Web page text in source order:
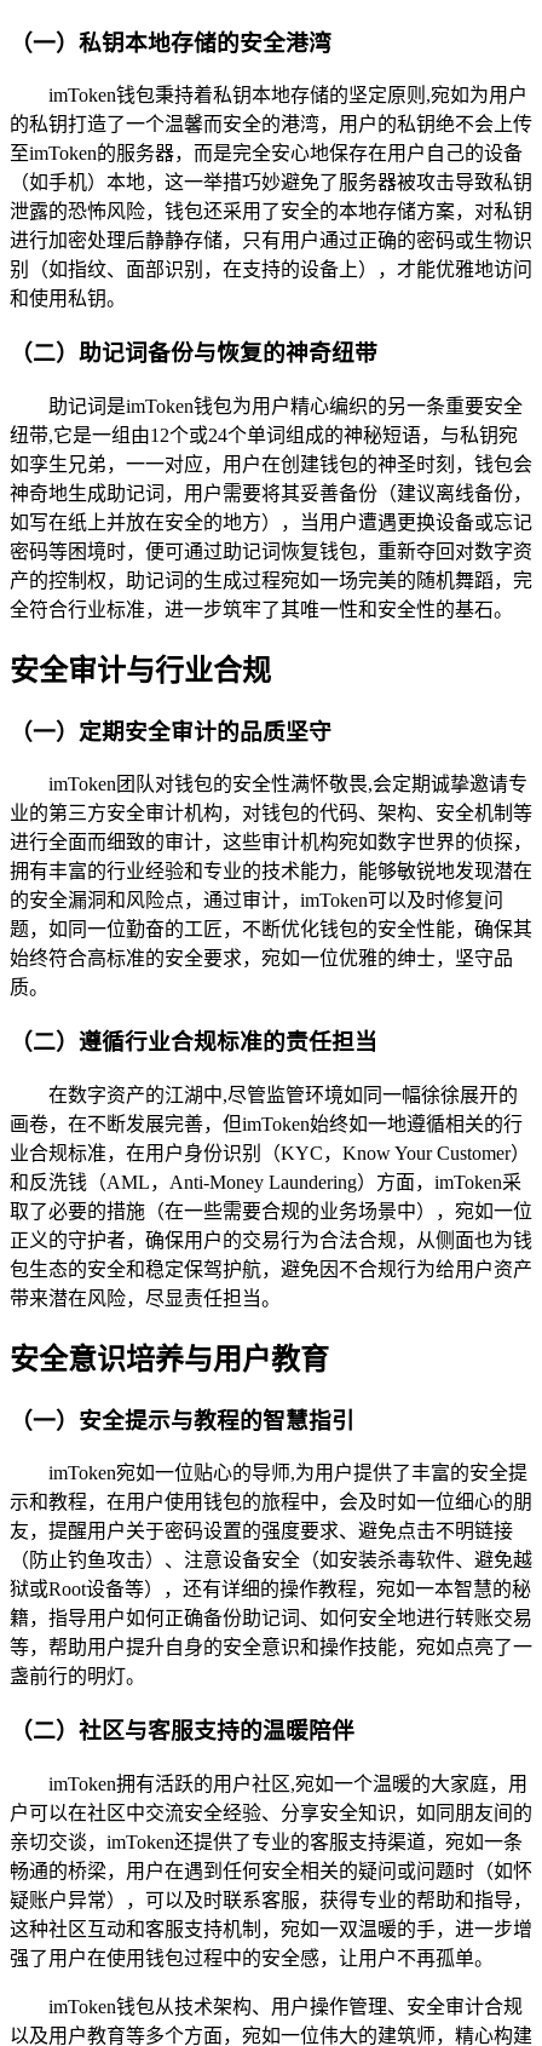
（一）私钥本地存储的安全港湾
imToken钱包秉持着私钥本地存储的坚定原则,宛如为用户
的私钥打造了一个温馨而安全的港湾，用户的私钥绝不会上传
至imToken的服务器，而是完全安心地保存在用户自己的设备
（如手机）本地，这一举措巧妙避免了服务器被攻击导致私钥
泄露的恐怖风险，钱包还采用了安全的本地存储方案，对私钥
进行加密处理后静静存储，只有用户通过正确的密码或生物识
别（如指纹、面部识别，在支持的设备上），才能优雅地访问
和使用私钥。
（二）助记词备份与恢复的神奇纽带
助记词是imToken钱包为用户精心编织的另一条重要安全
纽带,它是一组由12个或24个单词组成的神秘短语，与私钥宛
如孪生兄弟，一一对应，用户在创建钱包的神圣时刻，钱包会
神奇地生成助记词，用户需要将其妥善备份（建议离线备份，
如写在纸上并放在安全的地方），当用户遭遇更换设备或忘记
密码等困境时，便可通过助记词恢复钱包，重新夺回对数字资
产的控制权，助记词的生成过程宛如一场完美的随机舞蹈，完
全符合行业标准，进一步筑牢了其唯一性和安全性的基石。
安全审计与行业合规
（一）定期安全审计的品质坚守
imToken团队对钱包的安全性满怀敬畏,会定期诚挚邀请专
业的第三方安全审计机构，对钱包的代码、架构、安全机制等
进行全面而细致的审计，这些审计机构宛如数字世界的侦探，
拥有丰富的行业经验和专业的技术能力，能够敏锐地发现潜在
的安全漏洞和风险点，通过审计，imToken可以及时修复问
题，如同一位勤奋的工匠，不断优化钱包的安全性能，确保其
始终符合高标准的安全要求，宛如一位优雅的绅士，坚守品
质。
（二）遵循行业合规标准的责任担当
在数字资产的江湖中,尽管监管环境如同一幅徐徐展开的
画卷，在不断发展完善，但imToken始终如一地遵循相关的行
业合规标准，在用户身份识别（KYC，Know Your Customer）
和反洗钱（AML，Anti-Money Laundering）方面，imToken采
取了必要的措施（在一些需要合规的业务场景中），宛如一位
正义的守护者，确保用户的交易行为合法合规，从侧面也为钱
包生态的安全和稳定保驾护航，避免因不合规行为给用户资产
带来潜在风险，尽显责任担当。
安全意识培养与用户教育
（一）安全提示与教程的智慧指引
imToken宛如一位贴心的导师,为用户提供了丰富的安全提
示和教程，在用户使用钱包的旅程中，会及时如一位细心的朋
友，提醒用户关于密码设置的强度要求、避免点击不明链接
（防止钓鱼攻击）、注意设备安全（如安装杀毒软件、避免越
狱或Root设备等），还有详细的操作教程，宛如一本智慧的秘
籍，指导用户如何正确备份助记词、如何安全地进行转账交易
等，帮助用户提升自身的安全意识和操作技能，宛如点亮了一
盏前行的明灯。
（二）社区与客服支持的温暖陪伴
imToken拥有活跃的用户社区,宛如一个温暖的大家庭，用
户可以在社区中交流安全经验、分享安全知识，如同朋友间的
亲切交谈，imToken还提供了专业的客服支持渠道，宛如一条
畅通的桥梁，用户在遇到任何安全相关的疑问或问题时（如怀
疑账户异常），可以及时联系客服，获得专业的帮助和指导，
这种社区互动和客服支持机制，宛如一双温暖的手，进一步增
强了用户在使用钱包过程中的安全感，让用户不再孤单。
imToken钱包从技术架构、用户操作管理、安全审计合规
以及用户教育等多个方面，宛如一位伟大的建筑师，精心构建